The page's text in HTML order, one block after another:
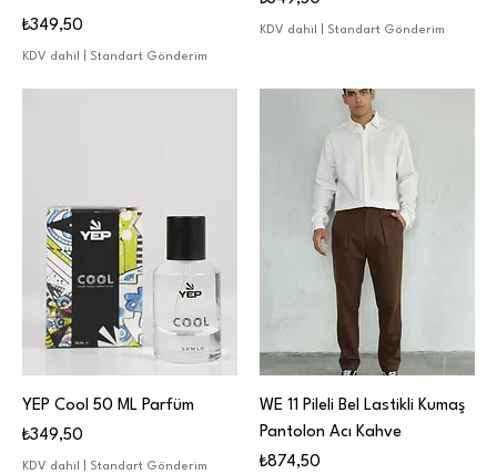
Fiyat
₺349,50
KDV dahil Standart Gönderim
KDV dahil Standart Gönderim
YEP Cool 50 ML Parfüm
Fiyat
₺349,50
KDV dahil Standart Gönderim
WE 11 Pileli Bel Lastikli Kumaş
Pantolon Acı Kahve
Fiyat
₺874,50